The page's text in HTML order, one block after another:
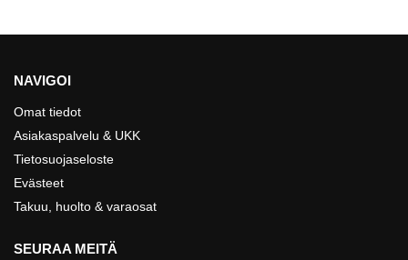
NAVIGOI
Omat tiedot
Asiakaspalvelu & UKK
Tietosuojaseloste
Evästeet
Takuu, huolto & varaosat
SEURAA MEITÄ